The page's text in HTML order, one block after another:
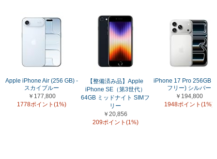
Apple iPhone Air (256 GB) -
スカイブルー
￥177,800
1778ポイント(1%)
【整備済み品】Apple
iPhone SE（第3世代）
64GB ミッドナイト SIMフ
リー
￥20,856
209ポイント(1%)
iPhone 17 Pro 256GB
フリー) シルバー
￥194,800
1948ポイント(1%)